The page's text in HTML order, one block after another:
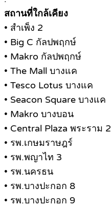
สถานที่ใกล้เคียง
• สำเพ็ง 2
• Big C กัลปพฤกษ์
• Makro กัลปพฤกษ์
• The Mall บางแค
• Tesco Lotus บางแค
• Seacon Square บางแค
• Makro บางบอน
• Central Plaza พระราม 2
• รพ.เกษมราษฎร์
• รพ.พญาไท 3
• รพ.นครธน
• รพ.บางปะกอก 8
• รพ.บางปะกอก 9